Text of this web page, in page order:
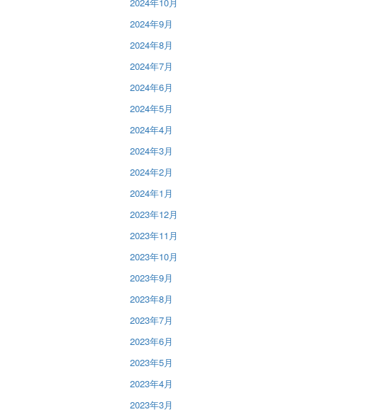
2024年9月
2024年8月
2024年7月
2024年6月
2024年5月
2024年4月
2024年3月
2024年2月
2024年1月
2023年12月
2023年11月
2023年10月
2023年9月
2023年8月
2023年7月
2023年6月
2023年5月
2023年4月
2023年3月